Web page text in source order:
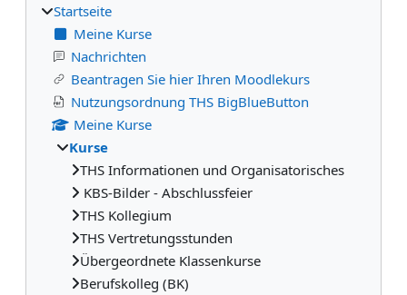
Startseite
Meine Kurse
Nachrichten
Beantragen Sie hier Ihren Moodlekurs
Nutzungsordnung THS BigBlueButton
Meine Kurse
Kurse
THS Informationen und Organisatorisches
KBS-Bilder - Abschlussfeier
THS Kollegium
THS Vertretungsstunden
Übergeordnete Klassenkurse
Berufskolleg (BK)